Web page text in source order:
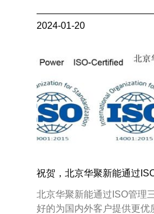
2024-01-20
祝贺，北京华聚新能通过
北京华聚新能通过ISO管理
好的为国内外客户提供更优